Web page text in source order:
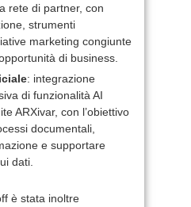
rete di partner, con
strumenti
marketing congiunte
di business.
: integrazione
di funzionalità AI
ARXivar, con l’obiettivo
documentali,
e supportare
dati.
è stata inoltre